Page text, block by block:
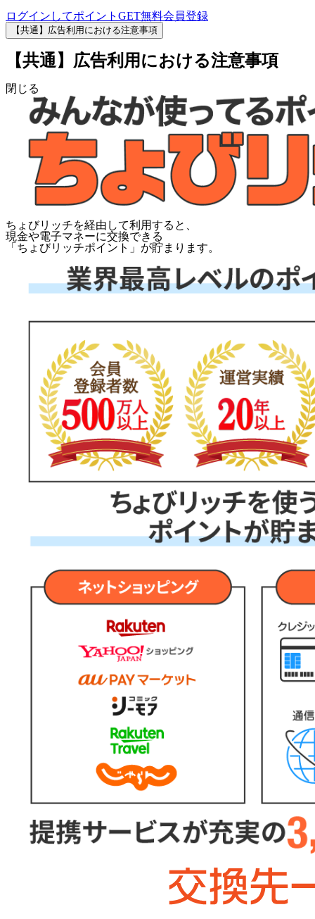
ログインしてポイントGET無料会員登録
【共通】広告利用における注意事項
【共通】広告利用における注意事項
閉じる
ちょびリッチを経由して利用すると、
現金や電子マネーに交換できる
「 ちょびリッチポイント 」が貯まります。